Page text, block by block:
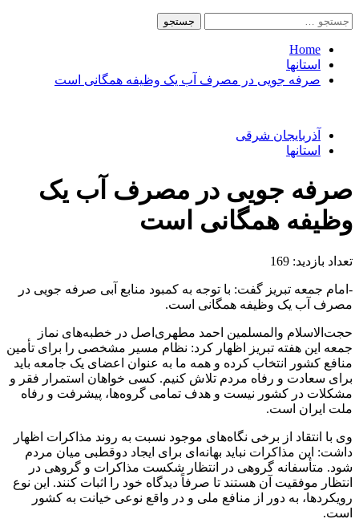
Home
استانها
صرفه جویی در مصرف آب یک وظیفه همگانی است
آذربایجان شرقی
استانها
صرفه جویی در مصرف آب یک
وظیفه همگانی است
تعداد بازدید: 169
-امام جمعه تبریز گفت: با توجه به کمبود منابع آبی صرفه جویی در
مصرف آب یک وظیفه همگانی است.
حجت‌الاسلام والمسلمین احمد مطهری‌اصل در خطبه‌های نماز
جمعه این هفته تبریز اظهار کرد: نظام مسیر مشخصی را برای تأمین
منافع کشور انتخاب کرده و همه ما به عنوان اعضای یک جامعه باید
برای سعادت و رفاه مردم تلاش کنیم. کسی خواهان استمرار فقر و
مشکلات در کشور نیست و هدف تمامی گروه‌ها، پیشرفت و رفاه
ملت ایران است.
وی با انتقاد از برخی نگاه‌های موجود نسبت به روند مذاکرات اظهار
داشت: این مذاکرات نباید بهانه‌ای برای ایجاد دوقطبی میان مردم
شود. متأسفانه گروهی در انتظار شکست مذاکرات و گروهی در
انتظار موفقیت آن هستند تا صرفاً دیدگاه خود را اثبات کنند. این نوع
رویکردها، به دور از منافع ملی و در واقع نوعی خیانت به کشور
است.